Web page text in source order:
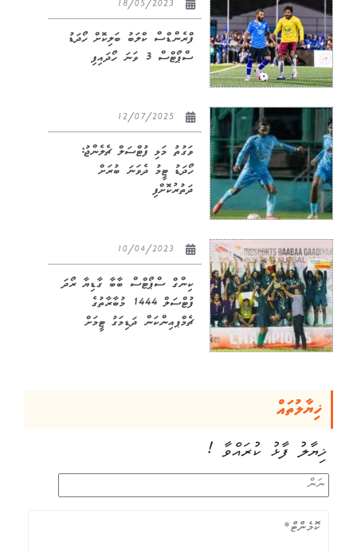
ފްރެންޑްސް ކްލަބު ބަލިކޮށް ހޯދަޑު
ސްޕޯޓްސް 3 ވަނަ ހޯދައިފި
ވަގުތު މަޅި ފުޓްސަލް ޗެލެންޖު:
ހޯދަޑު ޓީމު ދެވަނަ ބުރަށް
ދަތުރުކޮށްފި
ކިންގް ސްޕޯޓްސް ބާބާ ގާޑިޔާ ރޯދަ
ފުޓްސަލް 1444 މުބާރާތުގެ
ޗެމްޕއިންކަން ދަޑިމަގު ޓީމަށް
ޚިޔާލުތައް
ޚިޔާލު ފާޅު ކުރައްވާ !